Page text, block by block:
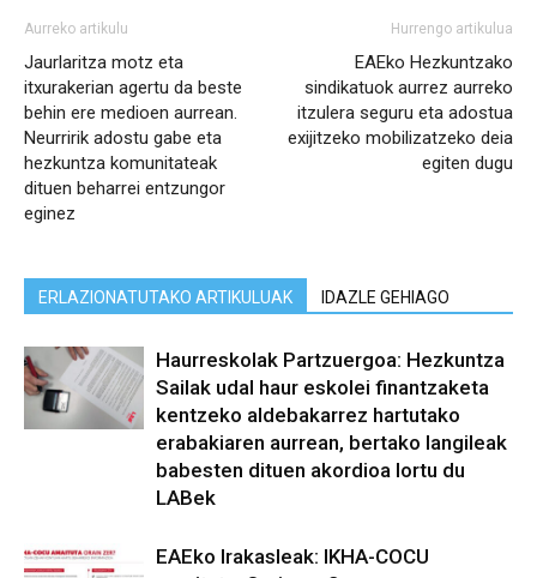
Aurreko artikulu
Jaurlaritza motz eta
itxurakerian agertu da beste
behin ere medioen aurrean.
Neurririk adostu gabe eta
hezkuntza komunitateak
dituen beharrei entzungor
eginez
Hurrengo artikulua
EAEko Hezkuntzako
sindikatuok aurrez aurreko
itzulera seguru eta adostua
exijitzeko mobilizatzeko deia
egiten dugu
ERLAZIONATUTAKO ARTIKULUAK IDAZLE GEHIAGO
Haurreskolak Partzuergoa: Hezkuntza
Sailak udal haur eskolei finantzaketa
kentzeko aldebakarrez hartutako
erabakiaren aurrean, bertako langileak
babesten dituen akordioa lortu du
LABek
EAEko Irakasleak: IKHA-COCU